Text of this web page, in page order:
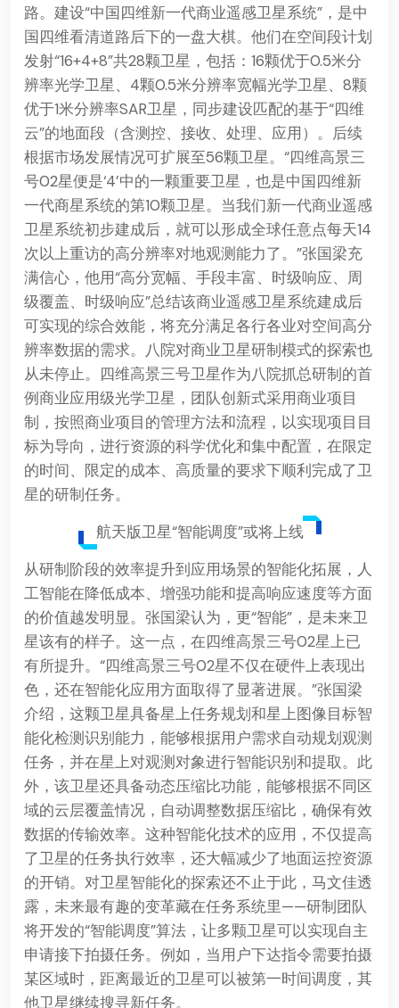
路。建设“中国四维新一代商业遥感卫星系统”，是中
国四维看清道路后下的一盘大棋。他们在空间段计划
发射“16+4+8”共28颗卫星，包括：16颗优于0.5米分
辨率光学卫星、4颗0.5米分辨率宽幅光学卫星、8颗
优于1米分辨率SAR卫星，同步建设匹配的基于“四维
云”的地面段（含测控、接收、处理、应用）。后续
根据市场发展情况可扩展至56颗卫星。“四维高景三
号02星便是‘4’中的一颗重要卫星，也是中国四维新
一代商星系统的第10颗卫星。当我们新一代商业遥感
卫星系统初步建成后，就可以形成全球任意点每天14
次以上重访的高分辨率对地观测能力了。”张国梁充
满信心，他用“高分宽幅、手段丰富、时级响应、周
级覆盖、时级响应”总结该商业遥感卫星系统建成后
可实现的综合效能，将充分满足各行各业对空间高分
辨率数据的需求。八院对商业卫星研制模式的探索也
从未停止。四维高景三号卫星作为八院抓总研制的首
例商业应用级光学卫星，团队创新式采用商业项目
制，按照商业项目的管理方法和流程，以实现项目目
标为导向，进行资源的科学优化和集中配置，在限定
的时间、限定的成本、高质量的要求下顺利完成了卫
星的研制任务。
航天版卫星“智能调度”或将上线
从研制阶段的效率提升到应用场景的智能化拓展，人
工智能在降低成本、增强功能和提高响应速度等方面
的价值越发明显。张国梁认为，更“智能”，是未来卫
星该有的样子。这一点，在四维高景三号02星上已
有所提升。“四维高景三号02星不仅在硬件上表现出
色，还在智能化应用方面取得了显著进展。”张国梁
介绍，这颗卫星具备星上任务规划和星上图像目标智
能化检测识别能力，能够根据用户需求自动规划观测
任务，并在星上对观测对象进行智能识别和提取。此
外，该卫星还具备动态压缩比功能，能够根据不同区
域的云层覆盖情况，自动调整数据压缩比，确保有效
数据的传输效率。这种智能化技术的应用，不仅提高
了卫星的任务执行效率，还大幅减少了地面运控资源
的开销。对卫星智能化的探索还不止于此，马文佳透
露，未来最有趣的变革藏在任务系统里——研制团队
将开发的“智能调度”算法，让多颗卫星可以实现自主
申请接下拍摄任务。例如，当用户下达指令需要拍摄
某区域时，距离最近的卫星可以被第一时间调度，其
他卫星继续搜寻新任务。